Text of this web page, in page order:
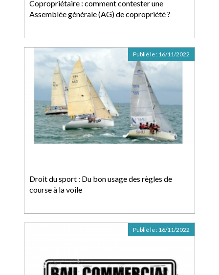
Copropriétaire : comment contester une
Assemblée générale (AG) de copropriété ?
Droit du sport : Du bon usage des règles de
course à la voile
Publié le : 16/11/2022
Publié le : 16/11/2022